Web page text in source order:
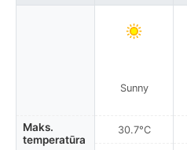
Maks.
temperatūra
Sunny
30.7°C